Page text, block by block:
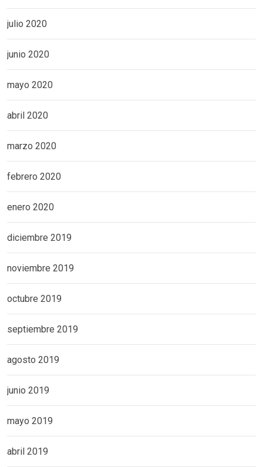
julio 2020
junio 2020
mayo 2020
abril 2020
marzo 2020
febrero 2020
enero 2020
diciembre 2019
noviembre 2019
octubre 2019
septiembre 2019
agosto 2019
junio 2019
mayo 2019
abril 2019